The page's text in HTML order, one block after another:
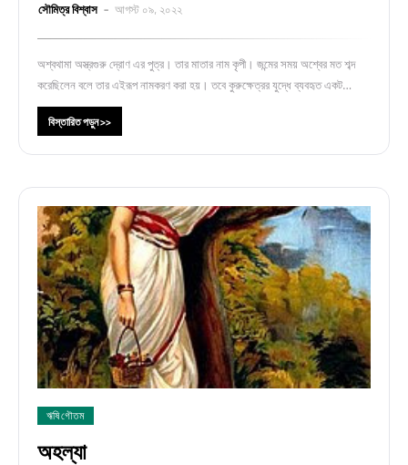
সৌমিত্র বিশ্বাস আগস্ট ০৯, ২০২২
অশ্বথামা অস্ত্রগুরু দ্রোণ এর পুত্র। তার মাতার নাম কৃপী। জন্মের সময় অশ্বের মত শব্দ
করেছিলেন বলে তার এইরূপ নামকরণ করা হয়। তবে কুরুক্ষেত্রর যুদ্ধে ব্যবহৃত একট…
বিস্তারিত পড়ুন >>
ঋষি গৌতম
অহল্যা